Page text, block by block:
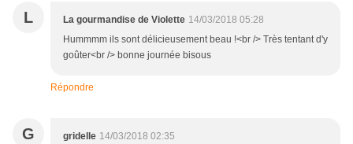
L La gourmandise de Violette 14/03/2018 05:28
Hummmm ils sont délicieusement beau !<br /> Très tentant d'y
goûter<br /> bonne journée bisous
Répondre
G gridelle 14/03/2018 02:35